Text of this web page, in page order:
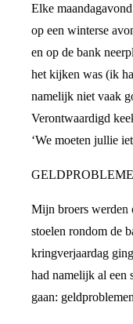
Elke
op een winterse
en op de bank
het kijken was (ik
namelijk niet vaak
Verontwaardigd
‘We moeten jullie
Mijn broers werden
stoelen rondom de
kringverjaardag
had namelijk al een
gaan: